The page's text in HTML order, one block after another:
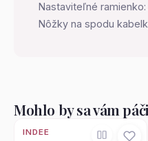
Nastaviteľné ramienko:
Nôžky na spodu
Mohlo by sa vám
INDEE